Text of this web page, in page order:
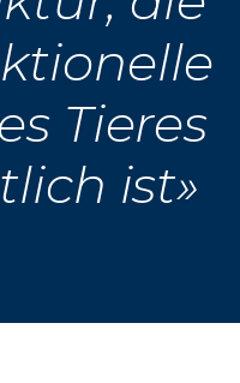
Tieres
ist»